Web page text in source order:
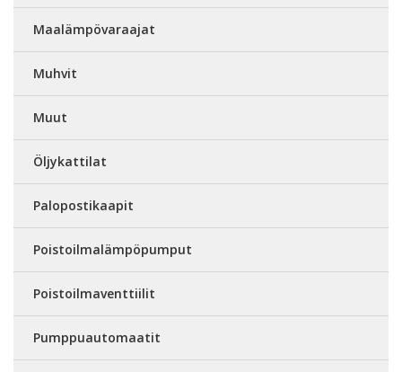
Maalämpövaraajat
Muhvit
Muut
Öljykattilat
Palopostikaapit
Poistoilmalämpöpumput
Poistoilmaventtiilit
Pumppuautomaatit